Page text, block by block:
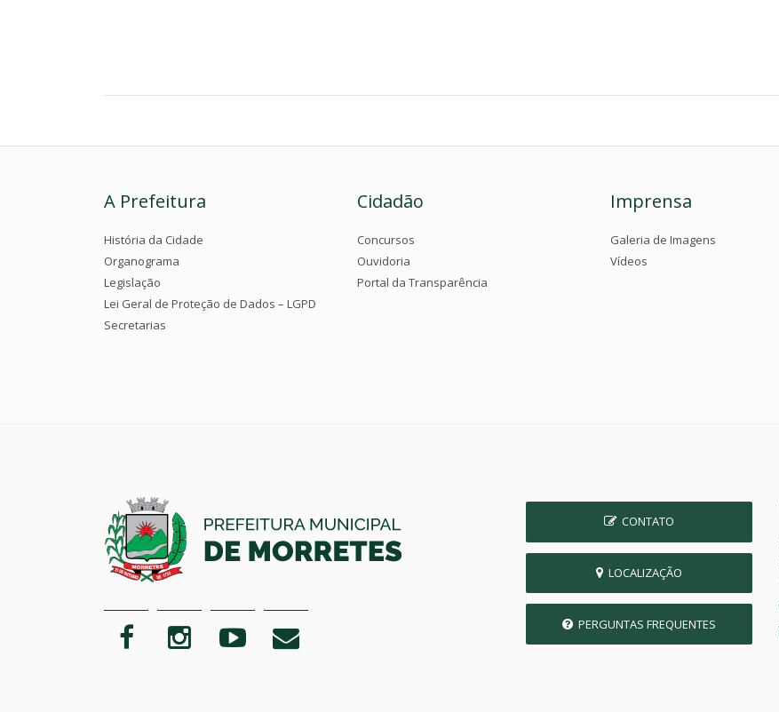
A Prefeitura
História da Cidade
Organograma
Legislação
Lei Geral de Proteção de Dados – LGPD
Secretarias
Cidadão
Concursos
Ouvidoria
Portal da Transparência
Imprensa
Galeria de Imagens
Vídeos
CONTATO
LOCALIZAÇÃO
PERGUNTAS FREQUENTES